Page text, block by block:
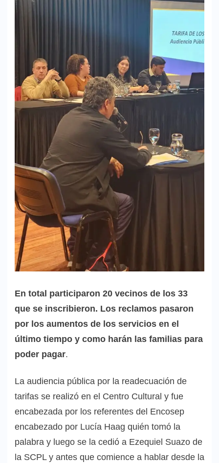
En total participaron 20 vecinos de los 33
que se inscribieron. Los reclamos pasaron
por los aumentos de los servicios en el
último tiempo y como harán las familias para
poder pagar.
La audiencia pública por la readecuación de
tarifas se realizó en el Centro Cultural y fue
encabezada por los referentes del Encosep
encabezado por Lucía Haag quién tomó la
palabra y luego se la cedió a Ezequiel Suazo de
la SCPL y antes que comience a hablar desde la